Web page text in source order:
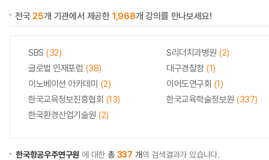
전국 25개 기관에서 제공한 1,968개 강의를 만나보세요!
SBS (32) S리더치과병원 (2)
글로벌 인재포럼 (38) 대구경찰청 (1)
이노베이션 아카데미 (2) 이어도연구회 (1)
한국교육정보진흥협회 (13) 한국교육학술정보원 (337)
한국환경산업기술원 (2)
한국항공우주연구원 에 대한 총 337 개의 검색결과가 있습니다.